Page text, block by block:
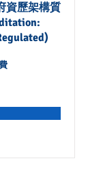
資歷架構質